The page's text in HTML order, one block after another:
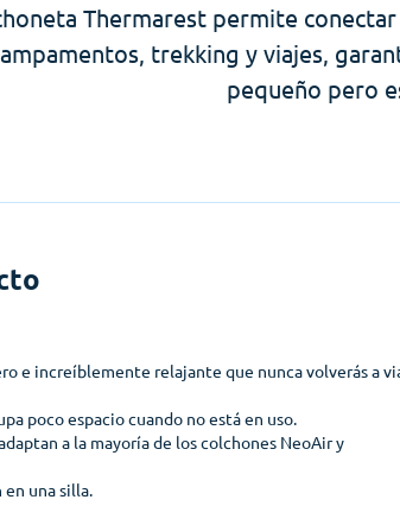
Thermarest permite
trekking y viajes,
pequeño pero
e increíblemente relajante que nunca volverás a
poco espacio cuando no está en uso.
a la mayoría de los colchones NeoAir y
una silla.